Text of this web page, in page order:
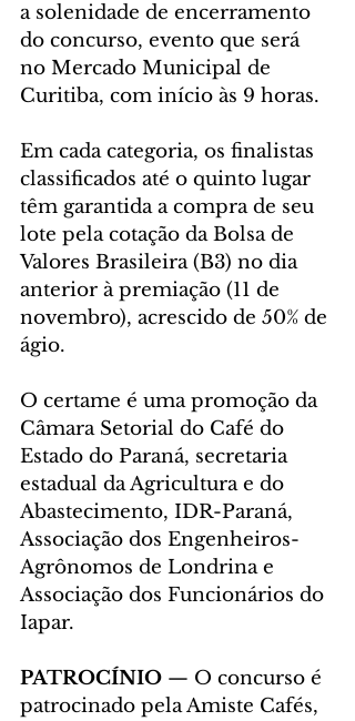
a solenidade de encerramento
do concurso, evento que será
no Mercado Municipal de
Curitiba, com início às 9 horas.
Em cada categoria, os finalistas
classificados até o quinto lugar
têm garantida a compra de seu
lote pela cotação da Bolsa de
Valores Brasileira (B3) no dia
anterior à premiação (11 de
novembro), acrescido de 50% de
ágio.
O certame é uma promoção da
Câmara Setorial do Café do
Estado do Paraná, secretaria
estadual da Agricultura e do
Abastecimento, IDR-Paraná,
Associação dos Engenheiros-
Agrônomos de Londrina e
Associação dos Funcionários do
Iapar.
PATROCÍNIO — O concurso é
patrocinado pela Amiste Cafés,